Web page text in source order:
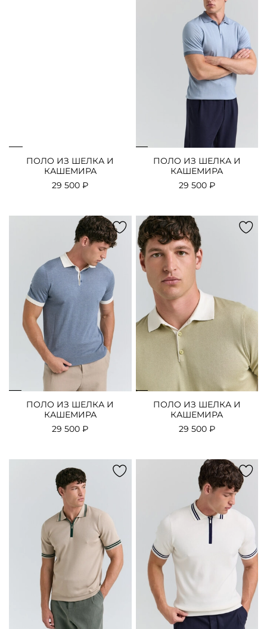
ПОЛО ИЗ ШЕЛКА И
КАШЕМИРА
29 500 ₽
ПОЛО ИЗ ШЕЛКА И
КАШЕМИРА
29 500 ₽
ПОЛО ИЗ ШЕЛКА И
КАШЕМИРА
29 500 ₽
ПОЛО ИЗ ШЕЛКА И
КАШЕМИРА
29 500 ₽